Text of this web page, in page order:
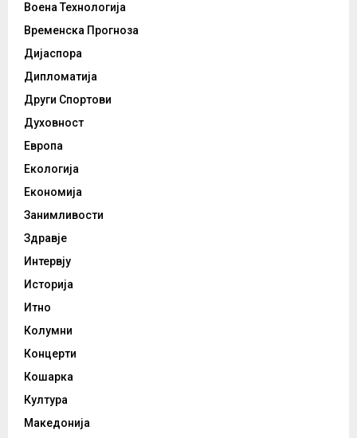
Воена Технологија
Временска Прогноза
Дијаспора
Дипломатија
Други Спортови
Духовност
Европа
Екологија
Економија
Занимливости
Здравје
Интервју
Историја
Итно
Колумни
Концерти
Кошарка
Култура
Македонија